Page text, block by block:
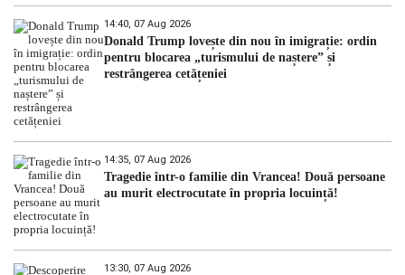
14:40, 07 Aug 2026
Donald Trump lovește din nou în imigrație: ordin
pentru blocarea „turismului de naștere” și
restrângerea cetățeniei
14:35, 07 Aug 2026
Tragedie într-o familie din Vrancea! Două persoane
au murit electrocutate în propria locuință!
13:30, 07 Aug 2026